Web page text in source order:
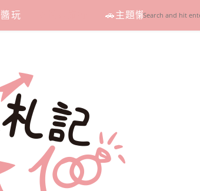
醬玩 🚗主題懶人包